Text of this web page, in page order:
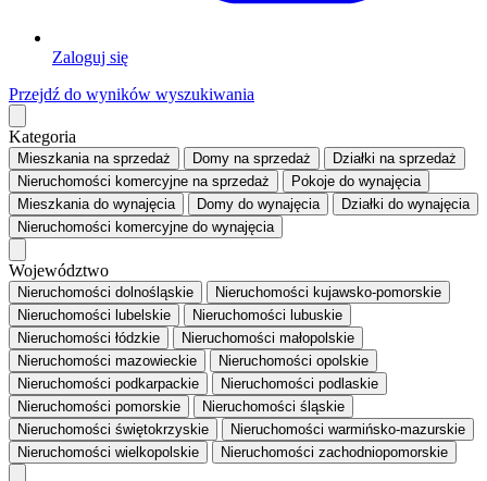
Zaloguj się
Przejdź do wyników wyszukiwania
Kategoria
Mieszkaniana sprzedaż Domy na sprzedaż Działki na sprzedaż
Nieruchomości komercyjne na sprzedaż Pokoje do wynajęcia
Mieszkaniado wynajęcia Domy do wynajęcia Działki do wynajęcia
Nieruchomości komercyjne do wynajęcia
Województwo
Nieruchomości dolnośląskie
Nieruchomości kujawsko-pomorskie
Nieruchomości lubelskie
Nieruchomości lubuskie
Nieruchomości łódzkie
Nieruchomości małopolskie
Nieruchomości mazowieckie
Nieruchomości opolskie
Nieruchomości podkarpackie
Nieruchomości podlaskie
Nieruchomości pomorskie
Nieruchomości śląskie
Nieruchomości świętokrzyskie
Nieruchomości warmińsko-mazurskie
Nieruchomości wielkopolskie
Nieruchomości zachodniopomorskie